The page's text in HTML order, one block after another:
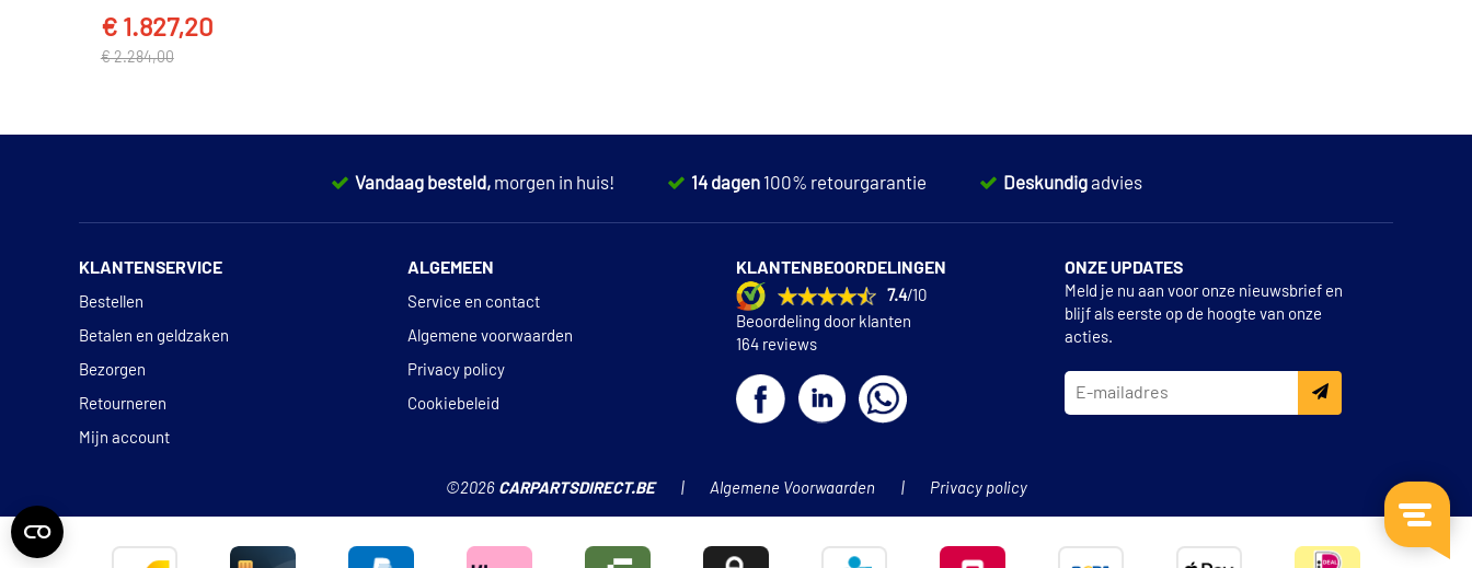
€ 1.827,20
€ 2.284,00
Vandaag besteld, morgen in huis! 14 dagen 100% retourgarantie Deskundigadvies
KLANTENSERVICE
Bestellen
Betalen en geldzaken
Bezorgen
Retourneren
Mijn account
ALGEMEEN
Service en contact
Algemene voorwaarden
Privacy policy
Cookiebeleid
KLANTENBEOORDELINGEN
7.4/10
Beoordeling door klanten
164 reviews
ONZE UPDATES
Meld je nu aan voor onze nieuwsbrief en
blijf als eerste op de hoogte van onze
acties.
©2026 CARPARTSDIRECT.BE Algemene Voorwaarden Privacy policy